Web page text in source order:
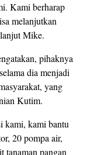
Kami berharap
melanjutkan
Mike.
pihaknya
dia menjadi
yang
Kutim.
kami, kami bantu
20 pompa air,
tanaman pangan